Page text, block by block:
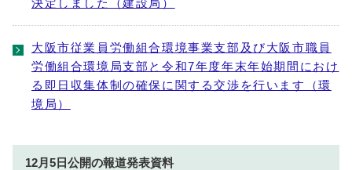
決定しました（建設局）
大阪市従業員労働組合環境事業支部及び大阪市職員
労働組合環境局支部と令和7年度年末年始期間におけ
る即日収集体制の確保に関する交渉を行います（環
境局）
12月5日公開の報道発表資料